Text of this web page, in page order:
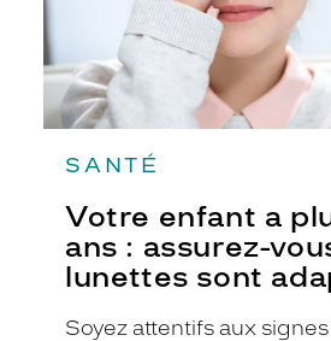
SANTÉ
Votre enfant a
ans : assurez-
lunettes sont
Soyez attentifs aux
que
ses
lunettes
sont
adaptées